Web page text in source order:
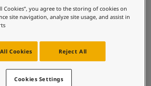
جميع الألوان الخارجية
مجموعة الألوان
عينات ألوان جوتن
إلهام ألوان الدهان الداخلي
تصميمات ليدي بيرل
Cookies”, you agree to the storing of cookies on
site navigation, analyze site usage, and assist in
Reject All
Cookies
Cookies Settings